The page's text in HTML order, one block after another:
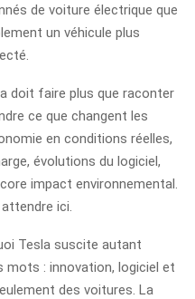
de voiture électrique que
un véhicule plus
doit faire plus que raconter
ce que changent les
en conditions réelles,
évolutions du logiciel,
impact environnemental.
ici.
Tesla suscite autant
mots : innovation, logiciel et
des voitures. La